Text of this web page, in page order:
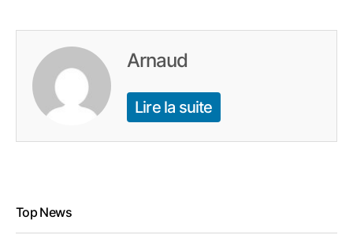
Arnaud
Lire la suite
Top News